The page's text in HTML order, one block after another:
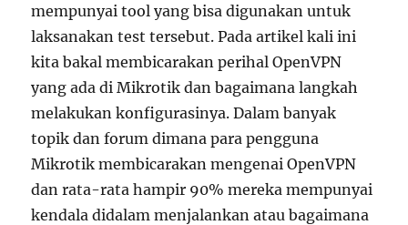
mempunyai tool yang bisa digunakan untuk
laksanakan test tersebut. Pada artikel kali ini
kita bakal membicarakan perihal OpenVPN
yang ada di Mikrotik dan bagaimana langkah
melakukan konfigurasinya. Dalam banyak
topik dan forum dimana para pengguna
Mikrotik membicarakan mengenai OpenVPN
dan rata-rata hampir 90% mereka mempunyai
kendala didalam menjalankan atau bagaimana